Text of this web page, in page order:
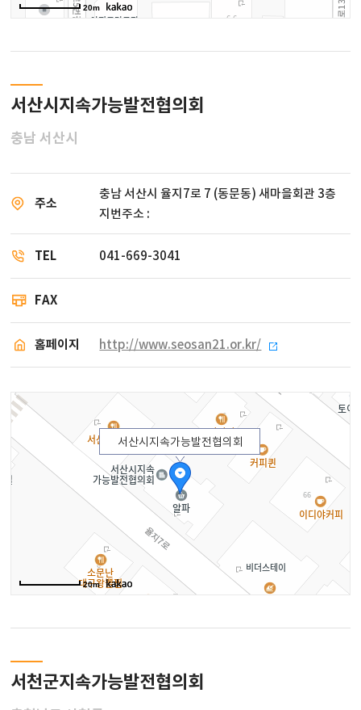
20m
서산시지속가능발전협의회
충남 서산시
주소
충남 서산시 율지7로 7 (동문동) 새마을회관 3층
지번주소 :
TEL 041-669-3041
FAX
홈페이지 http://www.seosan21.or.kr/
서산시지속가능발전협의회
20m
서천군지속가능발전협의회